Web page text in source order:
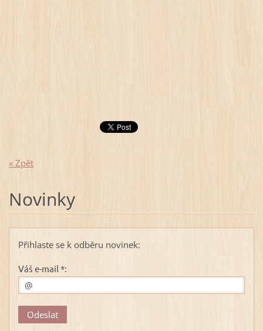
« Zpět
Novinky
Přihlaste se k odběru novinek:
Váš e-mail *: